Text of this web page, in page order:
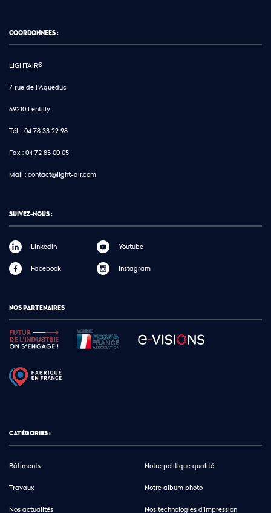
COORDONNÉES :
LIGHTAIR®
7 rue de l'Aqueduc
69210 Lentilly
Tél. : 04 78 33 22 98
Fax : 04 72 85 00 05
Mail : contact@light-air.com
SUIVEZ-NOUS :
Linkedin
Facebook
Youtube
Instagram
NOS PARTENAIRES
CATÉGORIES :
Bâtiments
Travaux
Nos actualités
Notre politique qualité
Notre album photo
Nos technologies d’impression